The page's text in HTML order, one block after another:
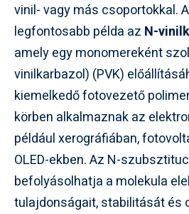
vinil- vagy más csoportokkal.
legfontosabb példa az N-
amely egy monomereként
vinilkarbazol) (PVK)
kiemelkedő fotovezető
körben alkalmaznak az
például xerográfiában,
OLED-ekben. Az N-
befolyásolhatja a molekula
tulajdonságait, stabilitását és